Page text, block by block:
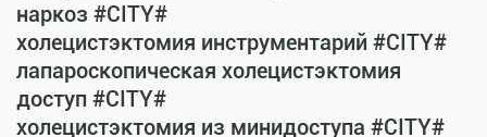
наркоз #CITY#
холецистэктомия инструментарий #CITY#
лапароскопическая холецистэктомия
доступ #CITY#
холецистэктомия из минидоступа #CITY#